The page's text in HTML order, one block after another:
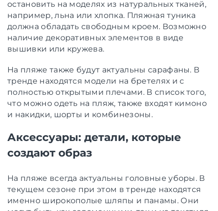
остановить на моделях из натуральных тканей,
например, льна или хлопка. Пляжная туника
должна обладать свободным кроем. Возможно
наличие декоративных элементов в виде
вышивки или кружева.
На пляже также будут актуальны сарафаны. В
тренде находятся модели на бретелях и с
полностью открытыми плечами. В список того,
что можно одеть на пляж, также входят кимоно
и накидки, шорты и комбинезоны.
Аксессуары: детали, которые
создают образ
На пляже всегда актуальны головные уборы. В
текущем сезоне при этом в тренде находятся
именно широкополые шляпы и панамы. Они